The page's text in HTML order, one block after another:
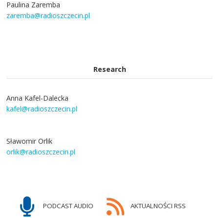
Paulina Zaremba
zaremba@radioszczecin.pl
Research
Anna Kafel-Dalecka
kafel@radioszczecin.pl
Sławomir Orlik
orlik@radioszczecin.pl
PODCAST AUDIO AKTUALNOŚCI RSS